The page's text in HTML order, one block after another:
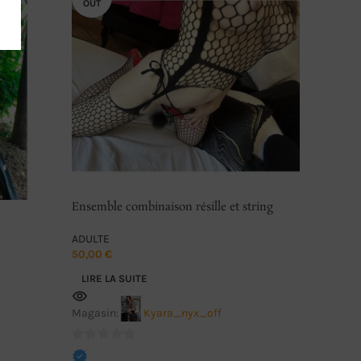
OUT
Ensemble combinaison résille et string
ADULTE
50,00 €
LIRE LA SUITE
Magasin: Kyara_nyx_off
0